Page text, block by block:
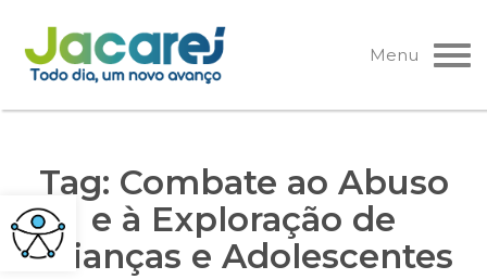
Pular
para
o
Menu
Tag: Combate ao Abuso
e à Exploração de
Crianças e Adolescentes